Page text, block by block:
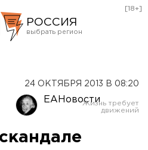
РОССИЯ
Оренбург
[18+]
24 ОКТЯБРЯ 2013 В 08:20
ЕАНовости